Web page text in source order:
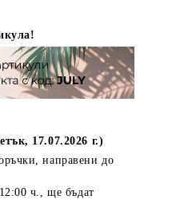
17.07.2026 г.)
направенидо
ч. , ще бъдат